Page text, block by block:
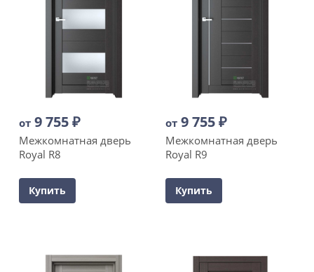
от 9 755₽
Межкомнатная дверь
Royal R8
Купить
от 9 755₽
Межкомнатная дверь
Royal R9
Купить